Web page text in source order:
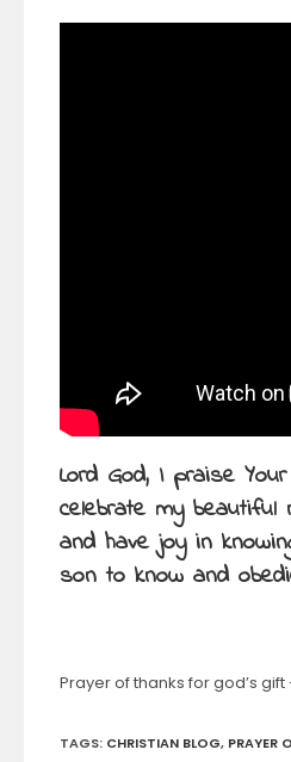
Lord God, I praise
celebrate my beautiful
and have joy in
son to know and
Prayer of thanks for god’s gift
TAGS: CHRISTIAN BLOG, PRAYER